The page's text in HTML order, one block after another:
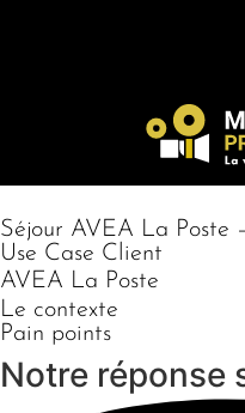
Séjour AVEA La Poste
Use Case Client
AVEA La Poste
Le contexte
Pain points
Notre réponse